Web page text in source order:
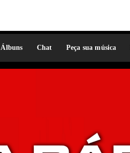
Álbuns Chat Peça sua música